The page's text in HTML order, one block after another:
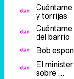
y torrijas
del barrio
Bob
El
sobre ...